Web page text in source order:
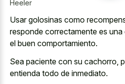
Heeler
Usar golosinas como
responde correctamente es una
el buen comportamiento.
Sea paciente con su cachorro,
entienda todo de inmediato.